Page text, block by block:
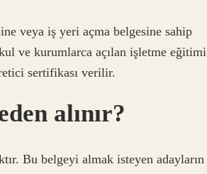
veya iş yeri açma belgesine sahip
ve kurumlarca açılan işletme eğitimi
sertifikası verilir.
alınır?
Bu belgeyi almak isteyen adayların